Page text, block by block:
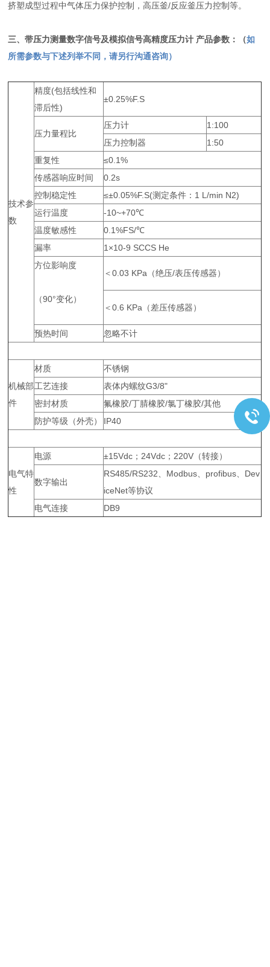
挤塑成型过程中气体压力保护控制，高压釜/反应釜压力控制等。
三、带压力测量数字信号及模拟信号高精度压力计 产品参数： （如
所需参数与下述列举不同，请另行沟通咨询）
技术参
数
精度(包括线性和
滞后性)
±0.25%F.S
压力量程比
压力计
1:100
压力控制器
1:50
重复性
≤0.1%
传感器响应时间
0.2s
控制稳定性
≤±0.05%F.S(测定条件：1 L/min N2)
运行温度
-10~+70℃
温度敏感性
0.1%FS/℃
漏率
1×10-9 SCCS He
方位影响度
（90°变化）
＜0.03 KPa（绝压/表压传感器）
＜0.6 KPa（差压传感器）
预热时间 忽略不计
机械部
件
材质
不锈钢
工艺连接
表体内螺纹G3/8"
密封材质
氟橡胶/丁腈橡胶/氯丁橡胶/其他
防护等级（外壳）
IP40
电气特
性
电源 ±15Vdc ；24Vdc；220V（转接）
数字输出
RS485/RS232、Modbus、profibus、Dev
iceNet等协议
电气连接
DB9